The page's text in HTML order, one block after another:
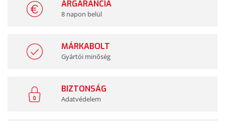
ÁRGARANCIA
8 napon belül
MÁRKABOLT
Gyártói minőség
BIZTONSÁG
Adatvédelem